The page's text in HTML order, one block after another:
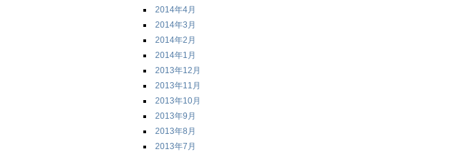
2014年4月
2014年3月
2014年2月
2014年1月
2013年12月
2013年11月
2013年10月
2013年9月
2013年8月
2013年7月